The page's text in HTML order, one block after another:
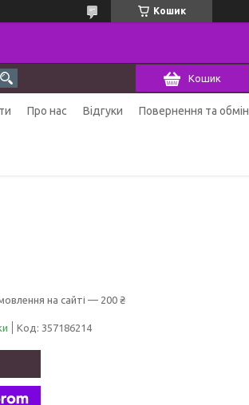
Кошик
Кошик
Про нас Відгуки Повернення та обмін
на сайті — 200 ₴
Код: 357186214